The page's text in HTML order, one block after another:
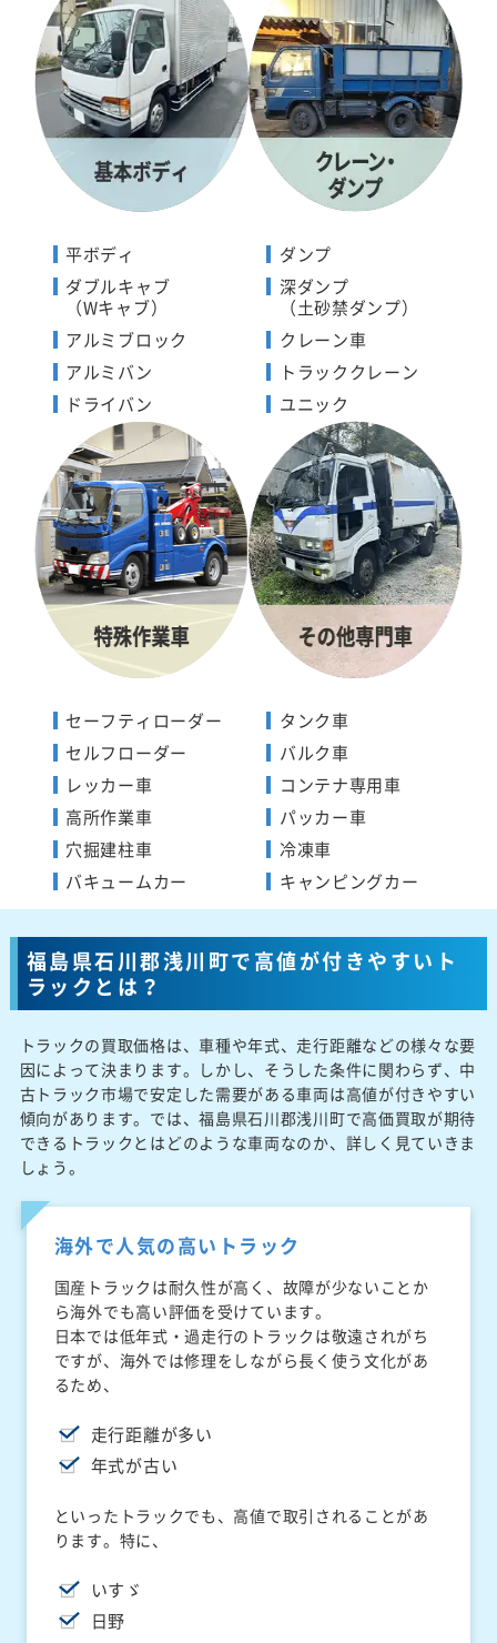
平ボディ
ダブルキャブ
（Wキャブ）
アルミブロック
アルミバン
ドライバン
ダンプ
深ダンプ
（土砂禁ダンプ）
クレーン車
トラッククレーン
ユニック
セーフティローダー
セルフローダー
レッカー車
高所作業車
穴掘建柱車
バキュームカー
タンク車
バルク車
コンテナ専用車
パッカー車
冷凍車
キャンピングカー
福島県石川郡浅川町で高値が付きやすいト
ラックとは？
トラックの買取価格は、車種や年式、走行距離などの様々な要
因によって決まります。しかし、そうした条件に関わらず、中
古トラック市場で安定した需要がある車両は高値が付きやすい
傾向があります。では、福島県石川郡浅川町で高価買取が期待
できるトラックとはどのような車両なのか、詳しく見ていきま
しょう。
海外で人気の高いトラック
国産トラックは耐久性が高く、故障が少ないことか
ら海外でも高い評価を受けています。
日本では低年式・過走行のトラックは敬遠されがち
ですが、海外では修理をしながら長く使う文化があ
るため、
走行距離が多い
年式が古い
といったトラックでも、高値で取引されることがあ
ります。特に、
いすゞ
日野